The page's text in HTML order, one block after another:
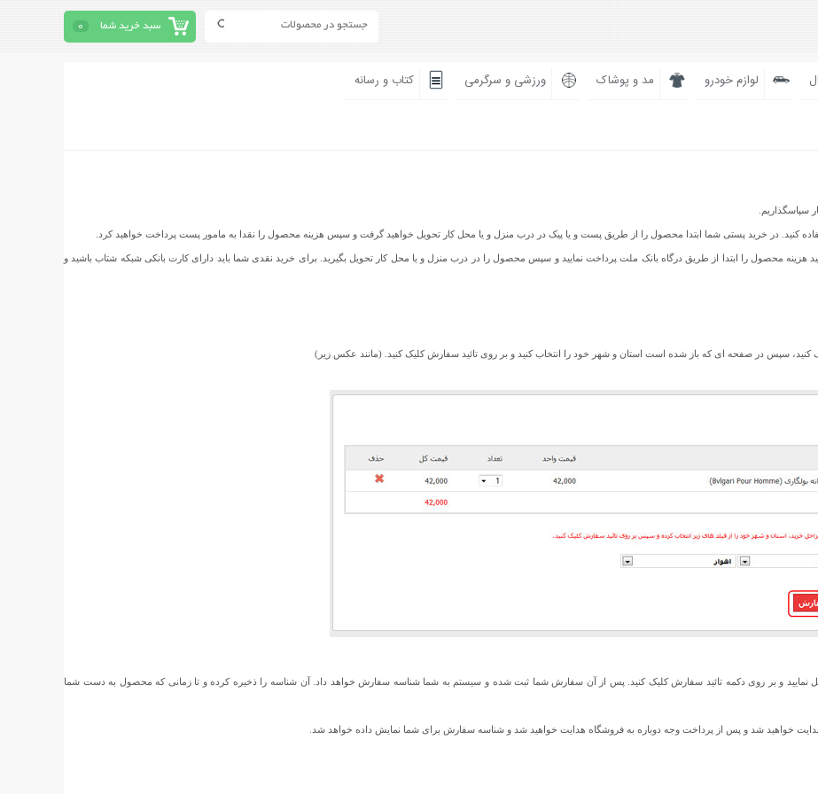
سبد خرید شما 0
لوازم خودرو مد و پوشاک ورزشی و سرگرمی کتاب و رسانه
سپاسگذاریم.
کنید. در خرید پستی شما ابتدا محصول را از طریق پست و یا پیک در درب منزل و یا محل کار تحویل خواهید گرفت و سپس هزینه محصول را نقدا به مامور پست پرداخت خواهید کرد.
نیز می باشد شما می توانید هزینه محصول را ابتدا از طریق درگاه بانک ملت پرداخت نمایید و سپس محصول را در درب منزل و یا محل کار تحویل بگیرید. برای خرید نقدی شما باید دارای کارت بانکی شبکه شتاب باشید و
و بر روی دکمه تائید سفارش کلیک کنید. پس از آن سفارش شما ثبت شده و سیستم به شما شناسه سفارش خواهد داد. آن شناسه را ذخیره کرده و تا زمانی که محصول به دست شما
خواهید شد و پس از پرداخت وجه دوباره به فروشگاه هدایت خواهید شد و شناسه سفارش برای شما نمایش داده خواهد شد.